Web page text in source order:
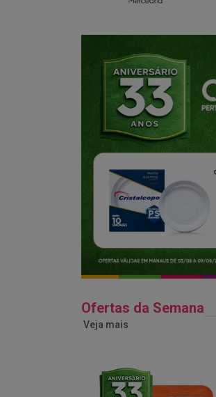
Ofertas da Semana
Veja mais